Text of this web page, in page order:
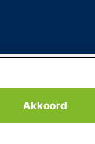
Akkoord